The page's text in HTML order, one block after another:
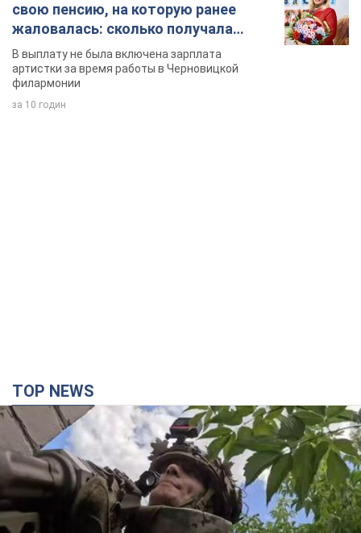
свою пенсию, на которую ранее
жаловалась: сколько получала
певица
В выплату не была включена зарплата
артистки за время работы в Черновицкой
филармонии
за 10 годин
TOP NEWS